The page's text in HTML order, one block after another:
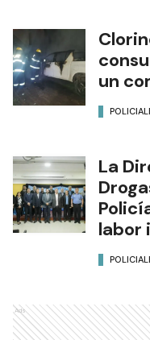
un
La
labor
Ads